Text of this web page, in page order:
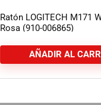
Ratón LOGITECH M171
Rosa (910-006865)
AÑADIR AL